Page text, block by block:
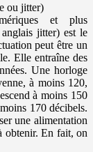
ou jitter)
et plus
jitter) est le
peut être un
Elle entraîne des
Une horloge
à moins 120,
à moins 150
170 décibels.
une alimentation
obtenir. En fait, on